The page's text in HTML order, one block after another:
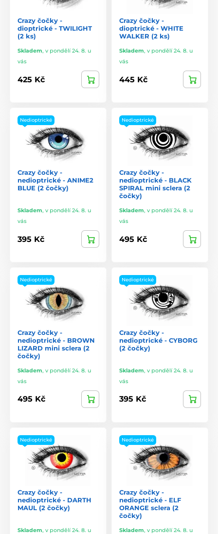
Crazy čočky -
dioptrické - TWILIGHT
(2 ks)
Skladem, v pondělí 24. 8. u
vás
425 Kč
Crazy čočky -
dioptrické - WHITE
WALKER (2 ks)
Skladem, v pondělí 24. 8. u
vás
445 Kč
Nedioptrické
Crazy čočky -
nedioptrické - ANIME2
BLUE (2 čočky)
Skladem, v pondělí 24. 8. u
vás
395 Kč
Nedioptrické
Crazy čočky -
nedioptrické - BLACK
SPIRAL mini sclera (2
čočky)
Skladem, v pondělí 24. 8. u
vás
495 Kč
Nedioptrické
Crazy čočky -
nedioptrické - BROWN
LIZARD mini sclera (2
čočky)
Skladem, v pondělí 24. 8. u
vás
495 Kč
Nedioptrické
Crazy čočky -
nedioptrické - CYBORG
(2 čočky)
Skladem, v pondělí 24. 8. u
vás
395 Kč
Nedioptrické
Crazy čočky -
nedioptrické - DARTH
MAUL (2 čočky)
Skladem, v pondělí 24. 8. u
Nedioptrické
Crazy čočky -
nedioptrické - ELF
ORANGE sclera (2
čočky)
Skladem, v pondělí 24. 8. u